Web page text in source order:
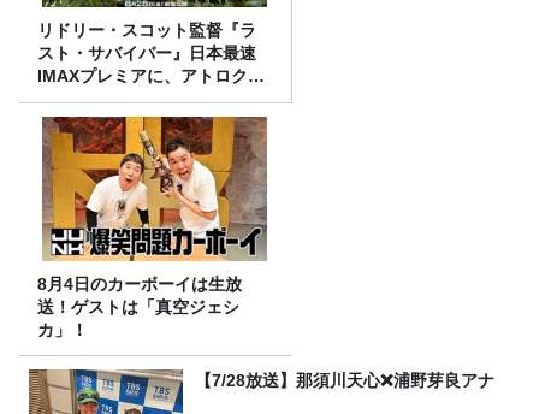
リドリー・スコット監督『ラ
スト・サバイバー』日本最速
IMAXプレミアに、アトロクリ
スナー60名をご招待！
8月4日のカーボーイは生放
送！ゲストは「真空ジェシ
カ」！
【7/28放送】那須川天心❌浦野芽良アナ